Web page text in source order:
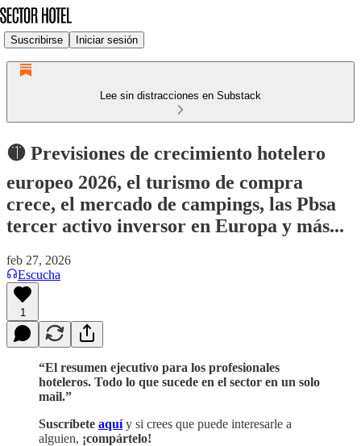
Suscribirse Iniciar sesión
Lee sin distracciones en Substack
🟡 Previsiones de crecimiento hotelero
europeo 2026, el turismo de compra
crece, el mercado de campings, las Pbsa
tercer activo inversor en Europa y más...
feb 27, 2026
Escucha
1
“El resumen ejecutivo para los profesionales
hoteleros. Todo lo que sucede en el sector en un solo
mail.”
Suscríbete aquí y si crees que puede interesarle a
alguien, ¡compártelo!